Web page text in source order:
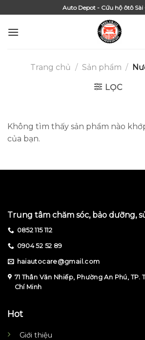
to
content
Auto Depot - Cứu hộ ôtô Sài
Trang chủ / Sản phẩm /
LỌC
Không tìm thấy sản phẩm nào
của bạn.
Trung tâm chăm sóc, bảo dưỡng,
0852 115 112
0904 52 52 89
haiautocare@gmail.com
71 Thân Văn Nhiếp, Phường An Phú, TP.
Chí Minh
Hot
Giới thiệu